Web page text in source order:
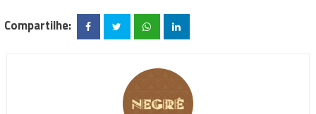
Compartilhe: